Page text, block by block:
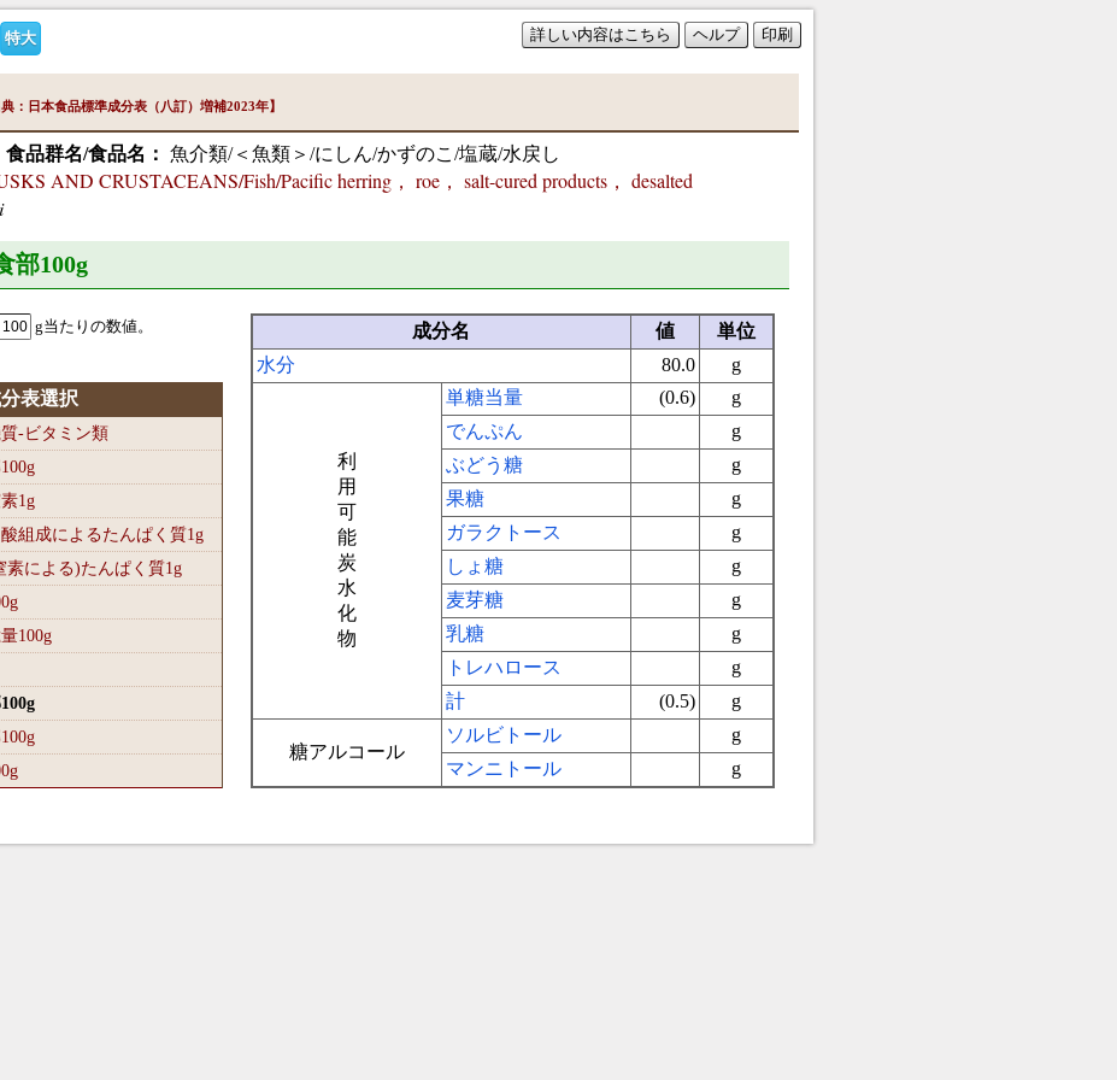
詳しい内容はこちら ヘルプ 印刷
特大
典：日本食品標準成分表（八訂）増補2023年】
食品群名/食品名： 魚介類/＜魚類＞/にしん/かずのこ/塩蔵/水戻し
AND CRUSTACEANS/Fish/Pacific herring， roe， salt-cured products， desalted
部100g
g当たりの数値。
表選択
-ビタミン類
g
1g
組成によるたんぱく質1g
素による)たんぱく質1g
g
100g
g
g
g
成分名 値
単位
水分
80.0 g
利
用
可
能
炭
水
化
物
単糖当量 (0.6)
g
でんぷん
g
ぶどう糖
g
果糖
g
ガラクトース
g
しょ糖
g
麦芽糖
g
乳糖
g
トレハロース
g
計
(0.5) g
糖アルコール
ソルビトール
g
マンニトール
g